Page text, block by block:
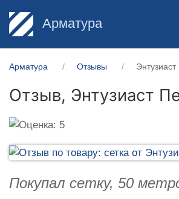
Арматура
Арматура Отзывы
Отзыв, Энтузиаст
Покупал сетку, 50